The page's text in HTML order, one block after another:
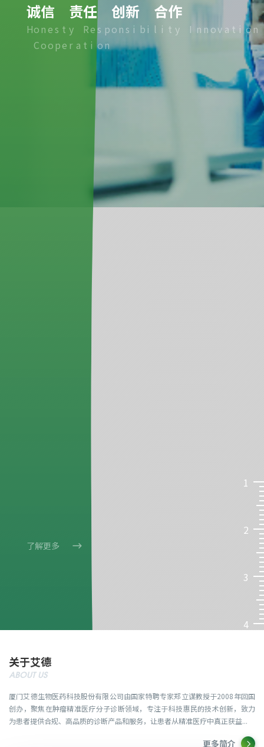
1
2
3
4
诚信 责任 创新 合作
Hon es t y Res po ns i b i l i t y I n nov a t i on
Coope r a t i on
了解更多 
关于艾德
ABOUT US
厦门艾德生物医药科技股份有限公司由国家特聘专家郑立谋教授于2008年回国
创办，聚焦在肿瘤精准医疗分子诊断领域，专注于科技惠民的技术创新，致力
为患者提供合规、高品质的诊断产品和服务，让患者从精准医疗中真正获益...
更多简介 